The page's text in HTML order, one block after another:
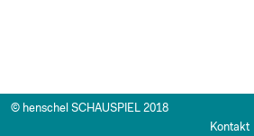
© henschel SCHAUSPIEL 2018
Kontakt